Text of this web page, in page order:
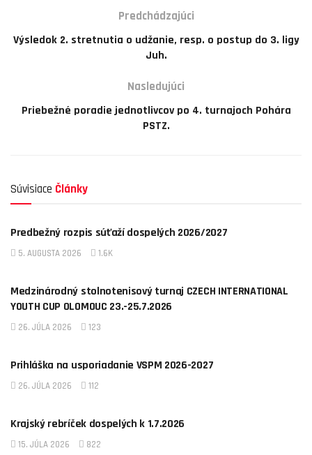
Predchádzajúci
Výsledok 2. stretnutia o udžanie, resp. o postup do 3. ligy
Juh.
Nasledujúci
Priebežné poradie jednotlivcov po 4. turnajoch Pohára
PSTZ.
Súvisiace Články
AKTUALITY
Predbežný rozpis súťaží dospelých 2026/2027
5. AUGUSTA 2026 1.6K
Medzinárodný stolnotenisový turnaj CZECH INTERNATIONAL
YOUTH CUP OLOMOUC 23.-25.7.2026
26. JÚLA 2026 123
Prihláška na usporiadanie VSPM 2026-2027
26. JÚLA 2026 112
Krajský rebríček dospelých k 1.7.2026
15. JÚLA 2026 822